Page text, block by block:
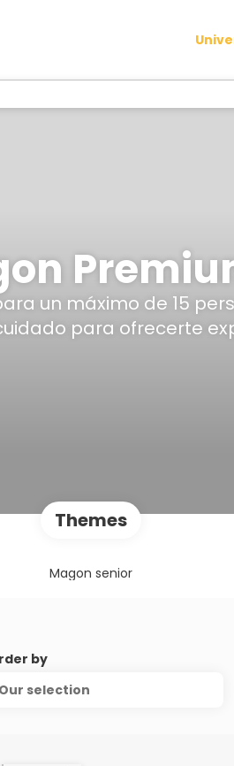
un máximo de 15
para ofrecerte
Themes
Magon senior
by
Our selection